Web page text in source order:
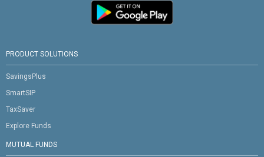
PRODUCT SOLUTIONS
SavingsPlus
SmartSIP
TaxSaver
Explore Funds
MUTUAL FUNDS